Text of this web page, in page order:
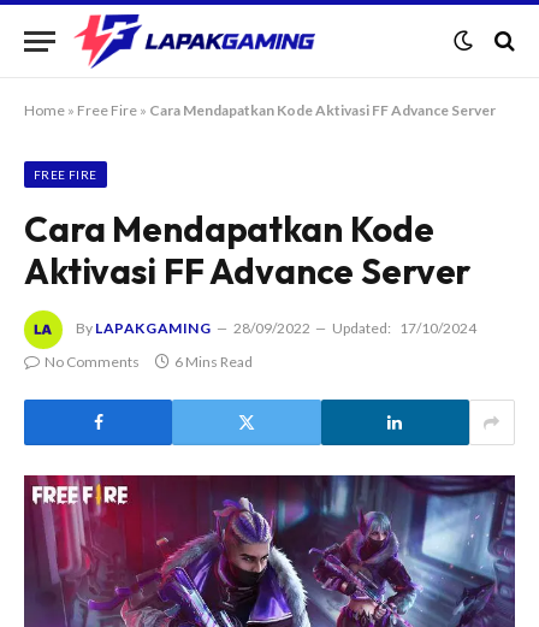
Home » Free Fire » Cara Mendapatkan Kode Aktivasi FF Advance Server
FREE FIRE
Cara Mendapatkan Kode
Aktivasi FF Advance Server
By LAPAKGAMING 28/09/2022 Updated:
17/10/2024
No Comments
6 Mins Read